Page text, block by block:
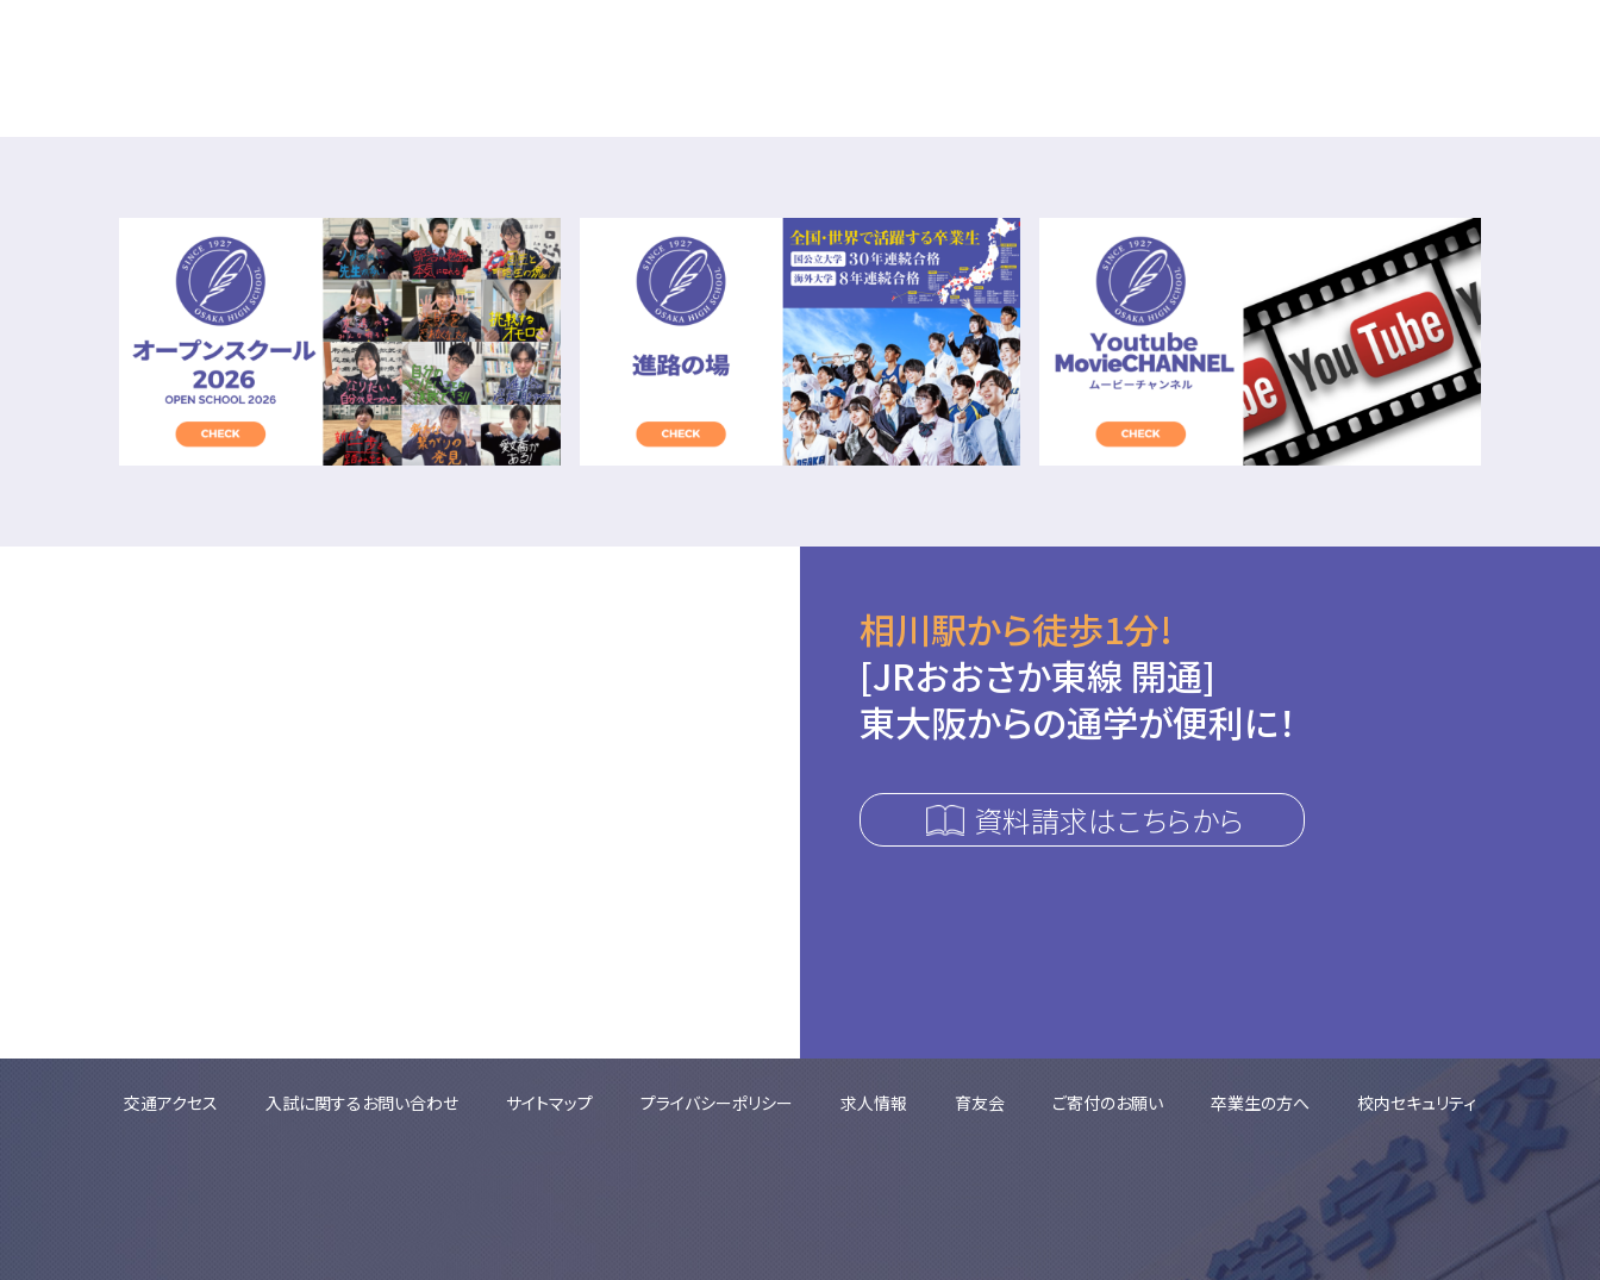
相川駅から徒歩1分!
[JRおおさか東線 開通]
東大阪からの通学が便利に！
資料請求はこちらから
交通アクセス 入試に関するお問い合わせ サイトマップ プライバシーポリシー 求人情報 育友会 ご寄付のお願い 卒業生の方へ 校内セキュリティ